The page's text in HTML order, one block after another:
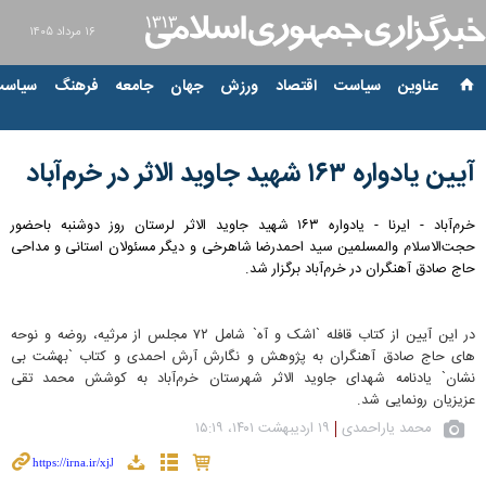
۱۶ مرداد ۱۴۰۵
عناوین‌ سیاست اقتصاد ورزش جهان جامعه فرهنگ
آیین یادواره ۱۶۳ شهید جاوید الاثر در خرم‌آباد
خرم‌آباد - ایرنا - یادواره ۱۶۳ شهید جاوید الاثر لرستان روز دوشنبه باحضور
حجت‌الاسلام والمسلمین سید احمدرضا شاهرخی و دیگر مسئولان استانی و مداحی
حاج صادق آهنگران در خرم‌آباد برگزار شد.
در این آیین از کتاب قافله `اشک و آه` شامل ۷۲ مجلس از مرثیه، روضه و نوحه
های حاج صادق آهنگران به پژوهش و نگارش آرش احمدی و کتاب `بهشت بی
نشان` یادنامه شهدای جاوید الاثر شهرستان خرم‌آباد به کوشش محمد تقی
عزیزیان رونمایی شد.
محمد یاراحمدی ۱۹ اردیبهشت ۱۴۰۱، ۱۵:۱۹